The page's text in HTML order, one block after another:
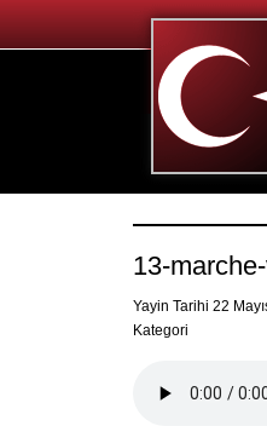
13-
Yayin Tarihi 22
Kategori